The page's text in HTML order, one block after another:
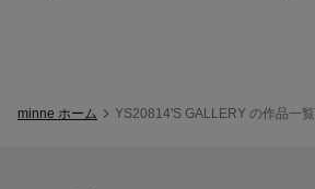
minne ホーム YS20814'S GALLERY の作品一覧